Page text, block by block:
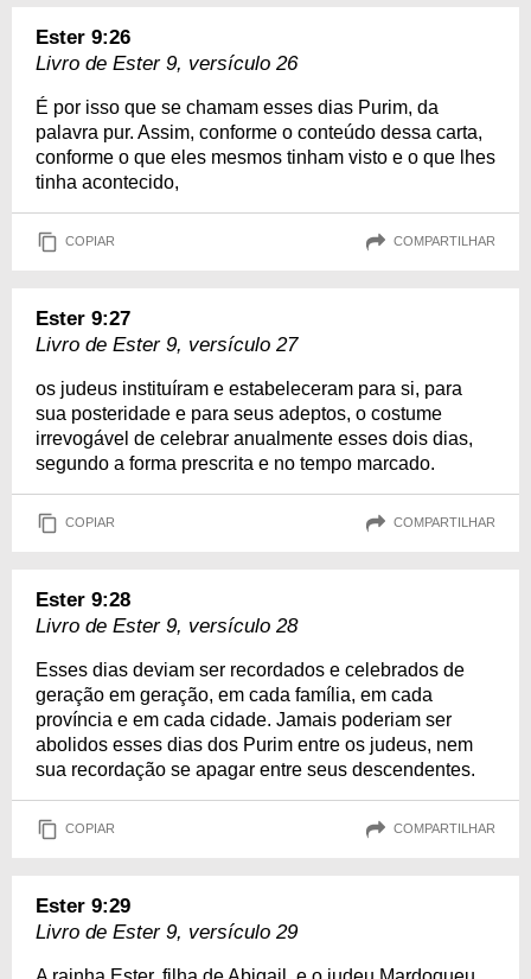
Ester 9:26
Livro de Ester 9, versículo 26
É por isso que se chamam esses dias Purim, da
palavra pur. Assim, conforme o conteúdo dessa carta,
conforme o que eles mesmos tinham visto e o que lhes
tinha acontecido,
COPIAR COMPARTILHAR
Ester 9:27
Livro de Ester 9, versículo 27
os judeus instituíram e estabeleceram para si, para
sua posteridade e para seus adeptos, o costume
irrevogável de celebrar anualmente esses dois dias,
segundo a forma prescrita e no tempo marcado.
COPIAR COMPARTILHAR
Ester 9:28
Livro de Ester 9, versículo 28
Esses dias deviam ser recordados e celebrados de
geração em geração, em cada família, em cada
província e em cada cidade. Jamais poderiam ser
abolidos esses dias dos Purim entre os judeus, nem
sua recordação se apagar entre seus descendentes.
COPIAR COMPARTILHAR
Ester 9:29
Livro de Ester 9, versículo 29